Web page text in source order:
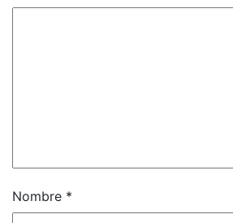
Nombre *